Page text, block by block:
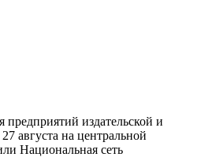
издательской и
августа на центральной
Национальная сеть